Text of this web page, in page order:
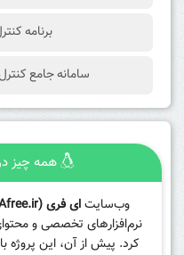
برنامه
سامانه جامع
همه چیز
وب‌سایتای فری (Afree.ir)
نرم‌افزارهای تخصصی و
کرد. پیش از آن، این پروژه